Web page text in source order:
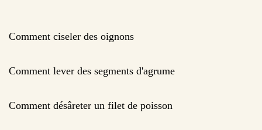
Comment ciseler des oignons
Comment lever des segments d'agrume
Comment désâreter un filet de poisson